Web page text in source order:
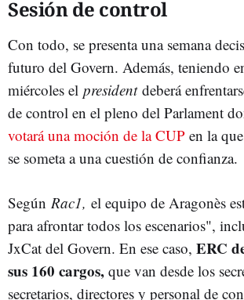
Sesión de control
Con todo, se presenta una semana
futuro del Govern. Además, teniendo
miércoles el president deberá
de control en el pleno del Parlament
votará una moción de la CUP en la
se someta a una cuestión de confianza.
Según Rac1, el equipo de Aragonès
para afrontar todos los escenarios",
JxCat del Govern. En ese caso, ERC
sus 160 cargos, que van desde los
secretarios, directores y personal de